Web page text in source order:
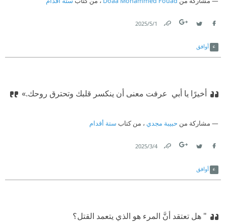
1‏/5‏/2025
أوافق
أخيرًا يا أبي ‫ عرفت معنى أن ينكسر قلبك وتحترق روحك.»
مشاركة من حبيبة مجدي ، من كتاب ستة أقدام
4‏/3‏/2025
أوافق
‫‏" هل تعتقد أنَّ المرء هو الذي يتعمد القتل؟‏